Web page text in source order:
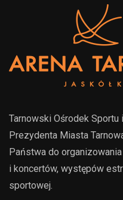
Tarnowski Ośrodek Sportu
Prezydenta Miasta
Państwa do
i koncertów, występów
sportowej.